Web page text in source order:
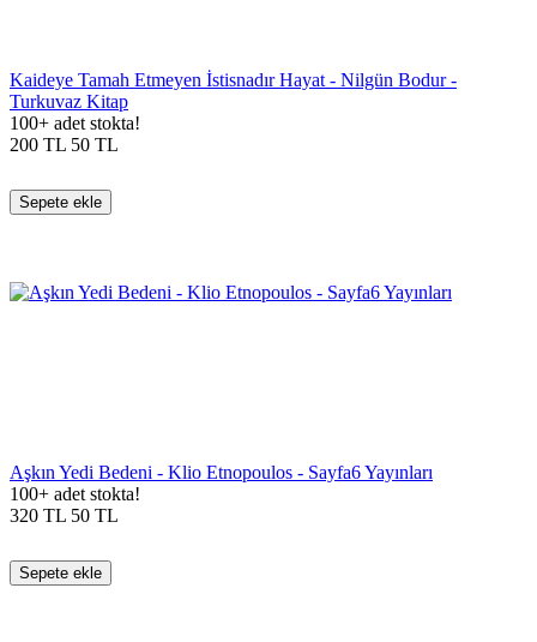
Kaideye Tamah Etmeyen İstisnadır Hayat - Nilgün Bodur -
Turkuvaz Kitap
100+ adet stokta!
200 TL 50 TL
Sepete ekle
Aşkın Yedi Bedeni - Klio Etnopoulos - Sayfa6 Yayınları
100+ adet stokta!
320 TL 50 TL
Sepete ekle